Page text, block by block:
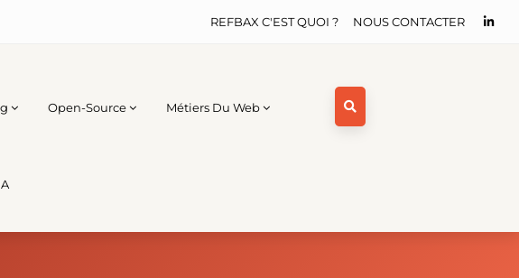
NOUS CONTACTER
REFBAX C'EST QUOI ?
Open-Source Métiers Du Web